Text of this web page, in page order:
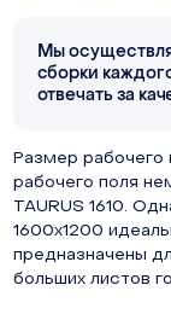
Мы
сборки
отвечать за
Размер рабочего
рабочего поля
TAURUS 1610.
1600х1200
предназначены
больших листов